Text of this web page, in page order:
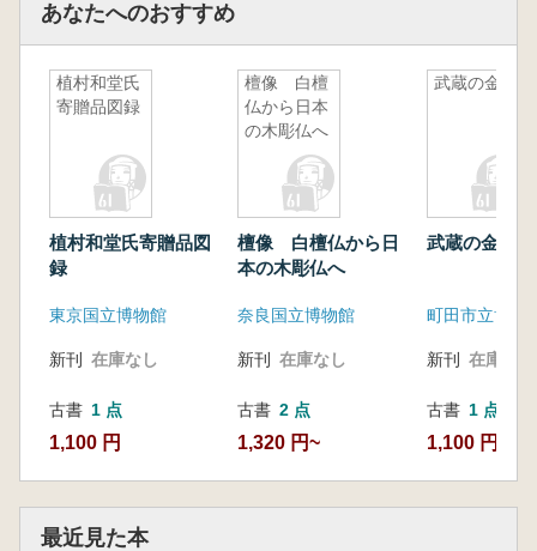
あなたへのおすすめ
植村和堂氏
寄贈品図録
植村和堂氏寄贈品図
録
東京国立博物館
新刊 在庫なし
古書 1 点
1,100 円
檀像 白檀
仏から日本
の木彫仏へ
檀像 白檀仏から日
本の木彫仏へ
奈良国立博物館
新刊 在庫なし
古書 2 点
1,320 円~
武蔵の金工
武蔵の金工
町田市立博物
新刊 在庫なし
古書 1 点
1,100 円
最近見た本